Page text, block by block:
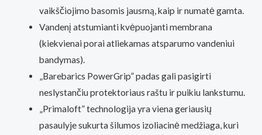
vaikščiojimo basomis jausmą, kaip ir numatė gamta.
Vandenį atstumianti kvėpuojanti membrana
(kiekvienai porai atliekamas atsparumo vandeniui
bandymas).
„Barebarics PowerGrip” padas gali pasigirti
neslystančiu protektoriaus raštu ir puikiu lankstumu.
„Primaloft” technologija yra viena geriausių
pasaulyje sukurta šilumos izoliacinė medžiaga, kuri